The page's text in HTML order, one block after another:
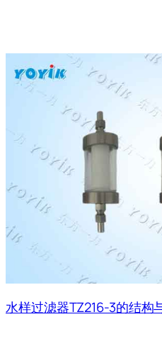
水样过滤器TZ216-3的结构